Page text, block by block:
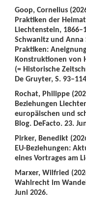
Goop, Cornelius
Praktiken der
Liechtenstein,
Schwanitz und
Praktiken:
Konstruktionen von
(= Historische
De Gruyter, S.
Rochat, Philippe
Beziehungen
europäischen und
Blog. DeFacto. 23.
Pirker, Benedikt
EU-Beziehungen:
eines Vortrages am
Marxer, Wilfried
Wahlrecht im
Juni 2026.